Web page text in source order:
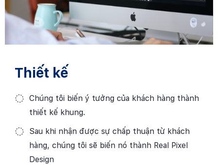
Thiết kế
Chúng tôi biến ý tưởng của khách hàng thành
thiết kế khung.
Sau khi nhận được sự chấp thuận từ khách
hàng, chúng tôi sẽ biến nó thành Real Pixel
Design